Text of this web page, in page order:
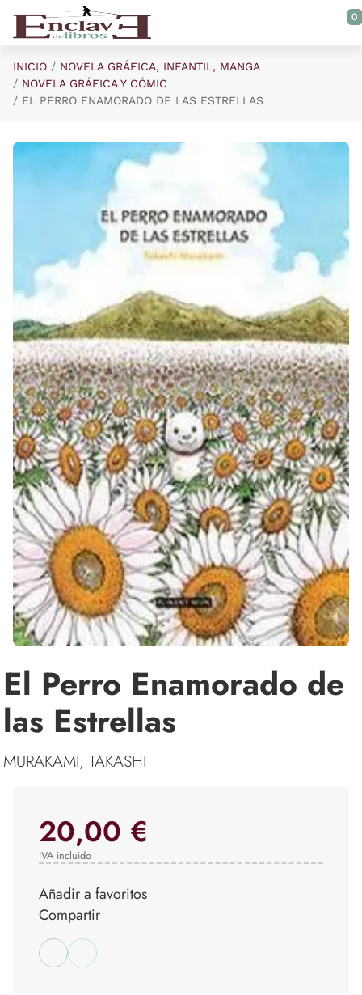
Saltar al contenido principal
0
INICIO
NOVELA GRÁFICA, INFANTIL, MANGA
NOVELA GRÁFICA Y CÓMIC
EL PERRO ENAMORADO DE LAS ESTRELLAS
El Perro Enamorado de
las Estrellas
MURAKAMI, TAKASHI
20,00 €
IVA incluido
Añadir a favoritos
Compartir